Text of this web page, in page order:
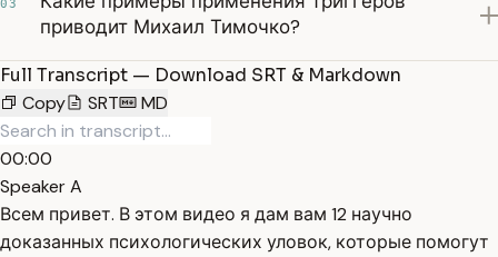
03
приводит Михаил Тимочко?
Full Transcript — Download SRT & Markdown
Copy
SRT MD
00:00
Speaker A
Всем привет. В этом видео я дам вам 12 научно
доказанных психологических уловок, которые помогут